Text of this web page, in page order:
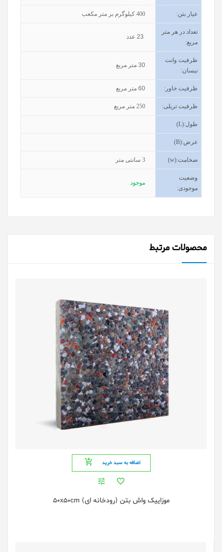
عیار بتن:
400 کیلوگرم بر متر مکعب
تعداد در هر متر
مربع:
23 عدد
ظرفیت وانت
نیسان:
30 متر مربع
ظرفیت خاور :
60 متر مربع
ظرفیت تریلی:
250 متر مربع
طول(L):
عرض(B):
ضخامت(w):
3 سانتی متر
وضعیت
موجودی:
موجود
محصولات مرتبط
اضافه به سبد خرید
موزاییک واش بتن (رودخانه ای) 50x50cm